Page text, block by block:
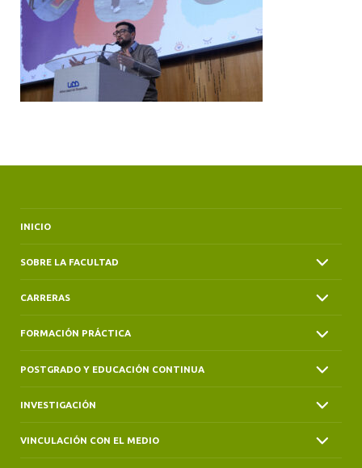
INICIO
SOBRE LA FACULTAD
CARRERAS
FORMACIÓN PRÁCTICA
POSTGRADO Y EDUCACIÓN CONTINUA
INVESTIGACIÓN
VINCULACIÓN CON EL MEDIO